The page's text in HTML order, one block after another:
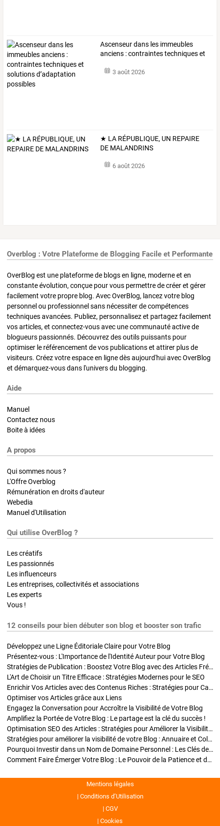
Ascenseurdans les immeubles
anciens :contraintestechniqueset
3 août 2026
★ LA RÉPUBLIQUE, UN REPAIRE
DE MALANDRINS
6 août 2026
Overblog : Votre Plateforme de Blogging Facile et Performante
OverBlog est une plateforme de blogs en ligne, moderne et en
constante évolution, conçue pour vous permettre de créer et gérer
facilement votre propre blog. Avec OverBlog, lancez votre blog
personnel ou professionnel sans nécessiter de compétences
techniques avancées. Publiez, personnalisez et partagez facilement
vos articles, et connectez-vous avec une communauté active de
blogueurs passionnés. Découvrez des outils puissants pour
optimiser le référencement de vos publications et attirer plus de
visiteurs. Créez votre espace en ligne dès aujourd'hui avec OverBlog
et démarquez-vous dans l'univers du blogging.
Aide
Manuel
Contactez nous
Boite à idées
A propos
Qui sommes nous ?
L'Offre Overblog
Rémunération en droits d'auteur
Webedia
Manuel d'Utilisation
Qui utilise OverBlog ?
Les créatifs
Les passionnés
Les influenceurs
Les entreprises, collectivités et associations
Les experts
Vous !
12 conseils pour bien débuter son blog et booster son trafic
Développez une Ligne Éditoriale Claire pour Votre Blog
Présentez-vous : L'Importance de l'Identité Auteur pour Votre Blog
Stratégies de Publication : Boostez Votre Blog avec des Articles Fréquents et Exclusifs
L'Art de Choisir un Titre Efficace : Stratégies Modernes pour le SEO
Enrichir Vos Articles avec des Contenus Riches : Stratégies pour Captiver et Optimiser
Optimiser vos Articles grâce aux Liens
Engagez la Conversation pour Accroître la Visibilité de Votre Blog
Amplifiez la Portée de Votre Blog : Le partage est la clé du succès !
Optimisation SEO des Articles : Stratégies pour Améliorer la Visibilité de Votre Blog
Stratégies pour améliorer la visibilité de votre Blog : Annuaire et Collaborations
Pourquoi Investir dans un Nom de Domaine Personnel : Les Clés de la Réussite de Votre Blog
Comment Faire Émerger Votre Blog : Le Pouvoir de la Patience et de la Persévérance
Mentions légales
Conditions d’Utilisation
CGV
Cookies